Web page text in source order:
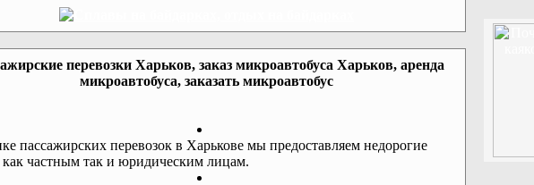
перевозки Харьков, заказ микроавтобуса Харьков, аренда
микроавтобуса, заказать микроавтобус
пассажирских перевозок в Харькове мы предоставляем недорогие
как частным так и юридическим лицам.